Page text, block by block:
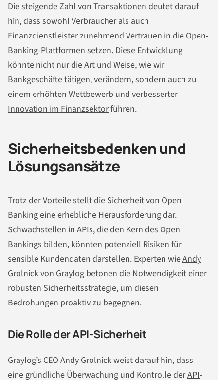
Die steigende Zahl von Transaktionen deutet darauf
hin, dass sowohl Verbraucher als auch
Finanzdienstleister zunehmend Vertrauen in die Open-
Banking-Plattformensetzen. Diese Entwicklung
könnte nicht nur die Art und Weise, wie wir
Bankgeschäfte tätigen, verändern, sondern auch zu
einem erhöhten Wettbewerb und verbesserter
Innovation im Finanzsektorführen.
Sicherheitsbedenken und
Lösungsansätze
Trotz der Vorteile stellt die Sicherheit von Open
Banking eine erhebliche Herausforderung dar.
Schwachstellen in APIs, die den Kern des Open
Bankings bilden, könnten potenziell Risiken für
sensible Kundendaten darstellen. Experten wieAndy
Grolnick von Graylog betonen die Notwendigkeit einer
robusten Sicherheitsstrategie, um diesen
Bedrohungen proaktiv zu begegnen.
Die Rolle der API-Sicherheit
Graylog’s CEO Andy Grolnick weist darauf hin, dass
eine gründliche Überwachung und Kontrolle derAPI-